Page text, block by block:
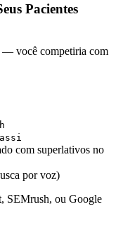
Pacientes
— você competiria com
com superlativos no
por voz)
SEMrush, ou Google